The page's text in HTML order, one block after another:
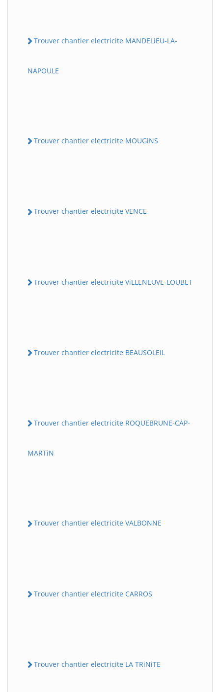
Trouver chantier electricite MANDELiEU-LA-
NAPOULE
Trouver chantier electricite MOUGiNS
Trouver chantier electricite VENCE
Trouver chantier electricite ViLLENEUVE-LOUBET
Trouver chantier electricite BEAUSOLEiL
Trouver chantier electricite ROQUEBRUNE-CAP-
MARTiN
Trouver chantier electricite VALBONNE
Trouver chantier electricite CARROS
Trouver chantier electricite LA TRiNiTE